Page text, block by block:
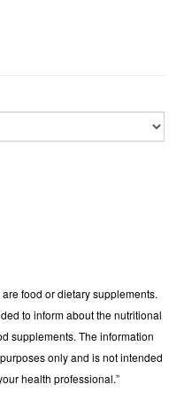
food or dietary supplements.
to inform about the nutritional
supplements. The information
only and is not intended
health professional.”